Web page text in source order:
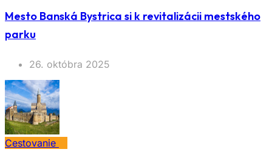
Mesto Banská Bystrica si k revitalizácii mestského
parku
26. októbra 2025
Cestovanie